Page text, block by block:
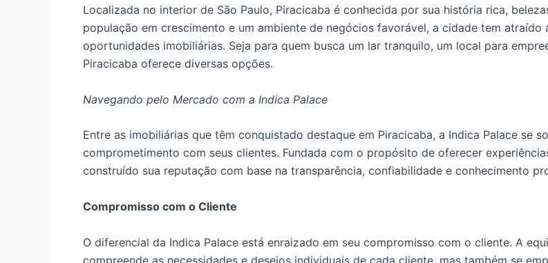
Localizada no interior de São Paulo, Piracicaba é conhecida por sua história rica,
população em crescimento e um ambiente de negócios favorável, a cidade tem
oportunidades imobiliárias. Seja para quem busca um lar tranquilo, um local para
Piracicaba oferece diversas opções.
Navegando pelo Mercado com a Indica Palace
Entre as imobiliárias que têm conquistado destaque em Piracicaba, a Indica Palace se
comprometimento com seus clientes. Fundada com o propósito de oferecer
construído sua reputação com base na transparência, confiabilidade e conhecimento
Compromisso com o Cliente
O diferencial da Indica Palace está enraizado em seu compromisso com o cliente. A
compreende as necessidades e desejos individuais de cada cliente, mas também se